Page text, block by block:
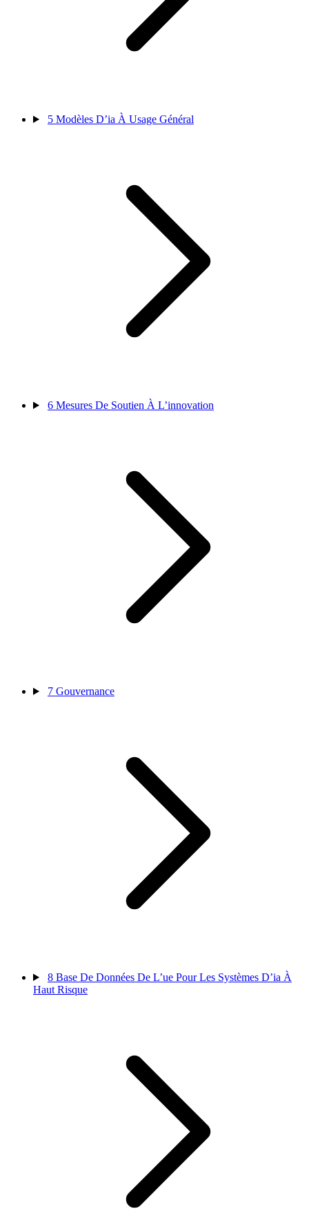
5 Modèles D’ia À Usage Général
6 Mesures De Soutien À L’innovation
7 Gouvernance
8 Base De Données De L’ue Pour Les Systèmes D’ia À
Haut Risque